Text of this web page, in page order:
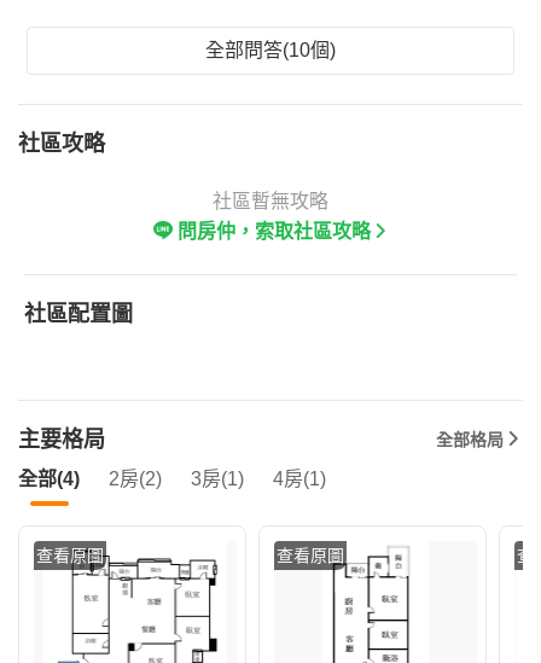
全部問答(10個)
社區攻略
社區暫無攻略
問房仲，索取社區攻略
社區配置圖
主要格局 全部格局
全部(4) 2房(2) 3房(1) 4房(1)
查看原圖 查看原圖 查